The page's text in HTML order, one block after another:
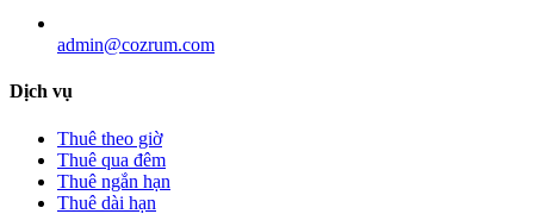
admin@cozrum.com
Dịch vụ
Thuê theo giờ
Thuê qua đêm
Thuê ngắn hạn
Thuê dài hạn